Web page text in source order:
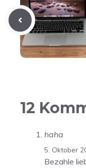
12
haha
5. Oktober
Bezahle